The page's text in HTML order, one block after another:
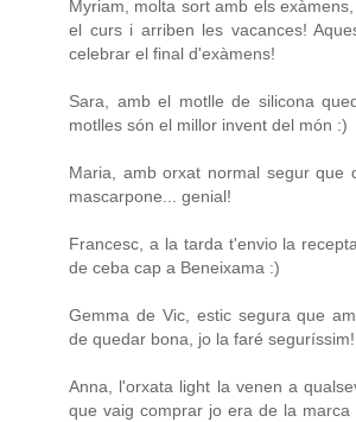
Myriam, molta sort amb els
el curs i arriben les vacances!
celebrar el final d'exàmens!
Sara, amb el motlle de silicona
motlles són el millor invent del món :)
Maria, amb orxat normal segur que
mascarpone... genial!
Francesc, a la tarda t'envio la
de ceba cap a Beneixama :)
Gemma de Vic, estic segura que
de quedar bona, jo la faré seguríssim!
Anna, l'orxata light la venen a
que vaig comprar jo era de la marca